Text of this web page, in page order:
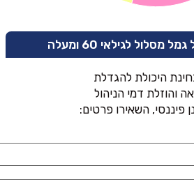
לגילאי 60 ומעלה
היכולת להגדלת
והוזלת דמי הניהול
פיננסי, השאירו פרטים: